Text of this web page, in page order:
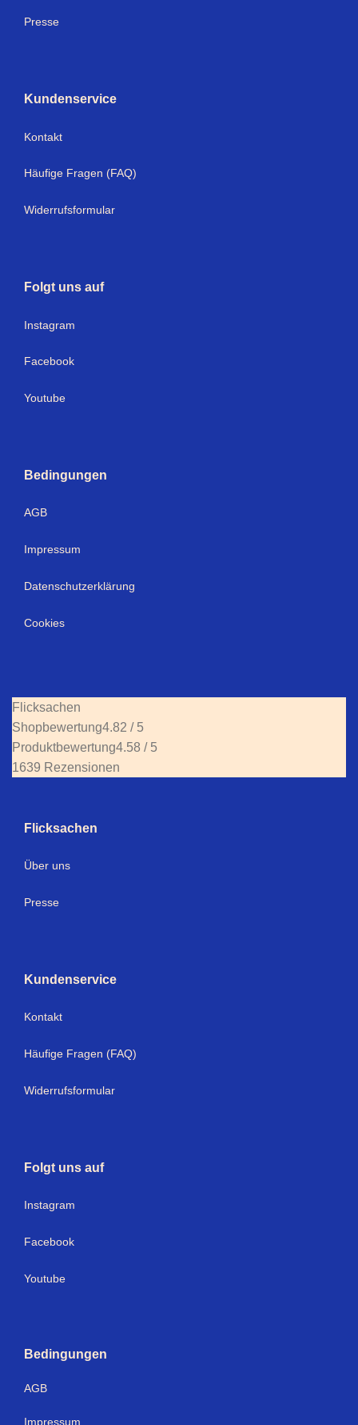
Presse
Kundenservice
Kontakt
Häufige Fragen (FAQ)
Widerrufsformular
Folgt uns auf
Instagram
Facebook
Youtube
Bedingungen
AGB
Impressum
Datenschutzerklärung
Cookies
Flicksachen
Shopbewertung4.82 / 5
Produktbewertung4.58 / 5
1639 Rezensionen
Flicksachen
Über uns
Presse
Kundenservice
Kontakt
Häufige Fragen (FAQ)
Widerrufsformular
Folgt uns auf
Instagram
Facebook
Youtube
Bedingungen
AGB
Impressum